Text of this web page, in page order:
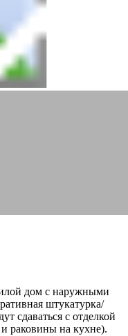
дом с наружными
штукатурка/
сдаваться с отделкой
раковины на кухне).